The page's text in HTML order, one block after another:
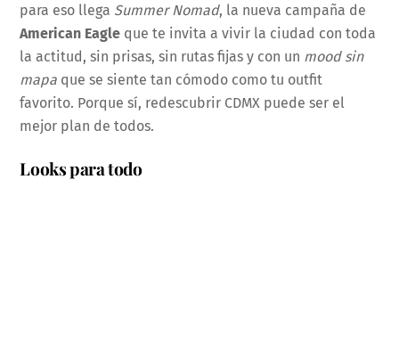
para eso llega Summer Nomad, la nueva campaña de
American Eagle que te invita a vivir la ciudad con toda
la actitud, sin prisas, sin rutas fijas y con un mood sin
mapa que se siente tan cómodo como tu outfit
favorito. Porque sí, redescubrir CDMX puede ser el
mejor plan de todos.
Looks para todo